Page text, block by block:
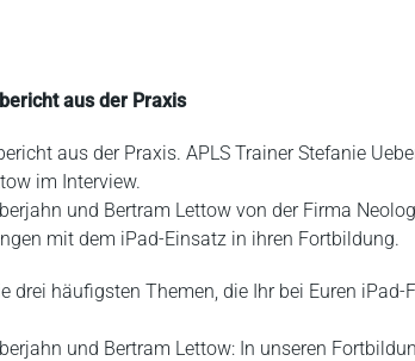
aus der Praxis
aus der Praxis. APLS Trainer Stefanie
im Interview.
und Bertram Lettow von der Firma
mit dem iPad-Einsatz in ihren Fortbildung.
drei häufigsten Themen, die Ihr bei Euren iPad-
und Bertram Lettow: In unseren